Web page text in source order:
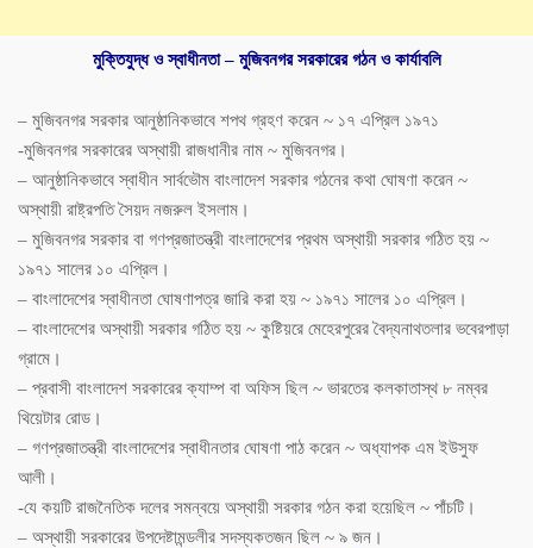
মু‌ক্তিযুদ্ধ ও স্বাধীনতা – মুজিবনগর সরকারের গঠন ও কার্যাবলি
– মুজিবনগর সরকার আনুষ্ঠানিকভাবে শপথ গ্রহণ করেন ~ ১৭ এপ্রিল ১৯৭১
-মুজিবনগর সরকারের অস্থায়ী রাজধানীর নাম ~ মুজিবনগর।
– আনুষ্ঠানিকভাবে স্বাধীন সার্বভৌম বাংলাদেশ সরকার গঠনের কথা ঘোষণা করেন ~
অস্থায়ী রাষ্ট্রপতি সৈয়দ নজরুল ইসলাম।
– মুজিবনগর সরকার বা গণপ্রজাতন্ত্রী বাংলাদেশের প্রথম অস্থায়ী সরকার গঠিত হয় ~
১৯৭১ সালের ১০ এপ্রিল।
– বাংলাদেশের স্বাধীনতা ঘোষণাপত্র জারি করা হয় ~ ১৯৭১ সালের ১০ এপ্রিল।
– বাংলাদেশের অস্থায়ী সরকার গঠিত হয় ~ কুষ্টিয়রে মেহেরপুরের বৈদ্যনাথতলার ভবেরপাড়া
গ্রামে।
– প্রবাসী বাংলাদেশ সরকারের ক্যাম্প বা অফিস ছিল ~ ভারতের কলকাতাস্থ ৮ নম্বর
থিয়েটার রোড।
– গণপ্রজাতন্ত্রী বাংলাদেশের স্বাধীনতার ঘোষণা পাঠ করেন ~ অধ্যাপক এম ইউসুফ
আলী।
-যে কয়টি রাজনৈতিক দলের সমন্বয়ে অস্থায়ী সরকার গঠন করা হয়েছিল ~ পাঁচটি।
– অস্থায়ী সরকারের উপদেষ্টামন্ডলীর সদস্যকতজন ছিল ~ ৯ জন।